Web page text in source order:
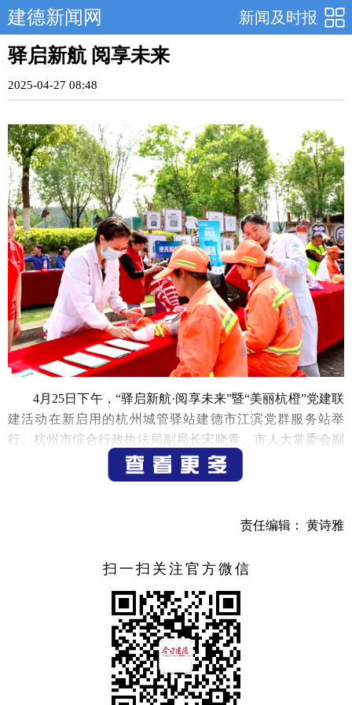
新闻及时报
建德新闻网
驿启新航 阅享未来
2025-04-27 08:48
4月25日下午，“驿启新航·阅享未来”暨“美丽杭橙”党建联
建活动在新启用的杭州城管驿站建德市江滨党群服务站举
行。杭州市综合行政执法局副局长宋晓青、市人大常委会副
主任姜建生出席活动。
自不同行业的党支部签订了共建协议，凝聚起携手发展的强
问、职工子女学习包赠送、环卫工人微心愿兑现等暖心行
动。驿站外的便民服务集市也吸引了众多市民参与。
在随后举行的“城管开放日”活动中，代表委员和市民代
表通过现场参观、听取讲解，了解综合行政执法和城市管理
等重点工作的推进情况，进一步增进了市民对城市管理工作
责任编辑： 黄诗雅
扫一扫关注官方微信